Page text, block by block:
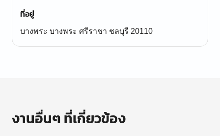
ที่อยู่
บางพระ บางพระ ศรีราชา ชลบุรี 20110
งานอื่นๆ ที่เกี่ยวข้อง